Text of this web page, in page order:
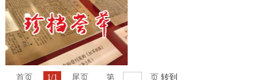
首页 1/1 尾页 第 页 转到